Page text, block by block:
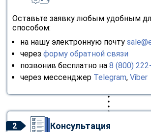
Оставьте заявку любым удобным
способом:
на нашу электронную почту
через форму обратной связи
позвонив бесплатно на 8 (800)
через мессенджер Telegram, Viber
2 Консультация